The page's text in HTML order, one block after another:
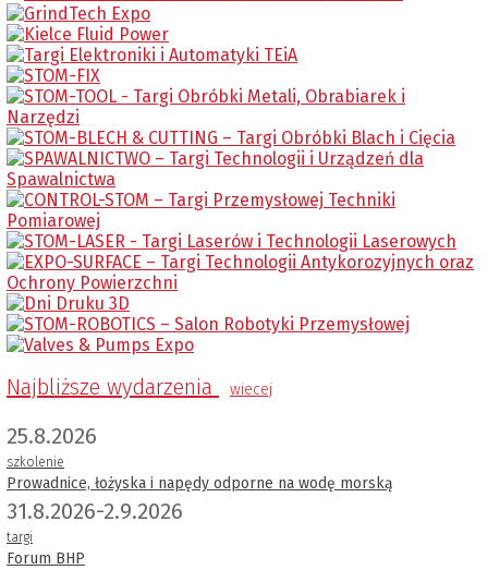
Najbliższe wydarzenia wiecej
25.8.2026
szkolenie
Prowadnice, łożyska i napędy odporne na wodę morską
31.8.2026-2.9.2026
targi
Forum BHP